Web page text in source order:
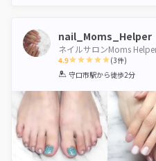
nail_Moms_Helper
ネイルサロンMoms
4.9
1 2 3 4 5
(3件)
守口市駅から徒歩2分